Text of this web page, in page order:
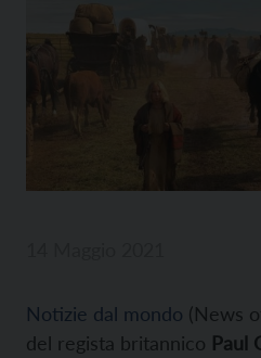
Notizie dal mondo (News
del regista britannico Paul